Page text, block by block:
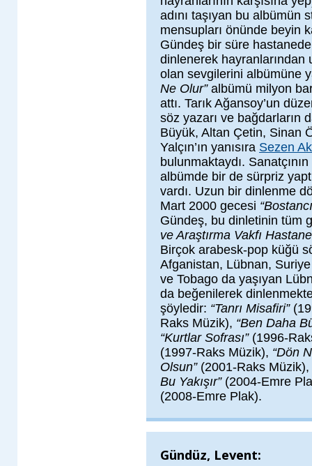
adını taşıyan bu albümün
mensupları önünde beyin
Gündeş bir süre
dinlenerek hayranlarından
olan sevgilerini albümüne
Ne Olur”albümü milyon
attı. Tarık Ağansoy’un
söz yazarı ve bağdarların
Büyük, Altan Çetin, Sinan
Yalçın’ın yanısıra Sezen
bulunmaktaydı.
albümde bir de sürpriz
vardı. Uzun bir dinlenme
Mart 2000 gecesi
Gündeş, bu dinletinin tüm
ve Araştırma Vakfı
Birçok arabesk-pop küğü
Afganistan, Lübnan,
ve Tobago da yaşıyan
da beğenilerek
şöyledir: “Tanrı Misafiri”
Raks Müzik), “Ben Daha
“Kurtlar Sofrası”(1996-
(1997-Raks Müzik), “Dön
Olsun”(2001-Raks Müzik),
Bu Yakışır”(2004-Emre
(2008-Emre Plak).
Gündüz, Levent: